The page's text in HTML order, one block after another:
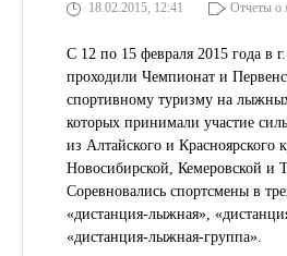
18.02.2015, 12:41 Отчеты о
С 12 по 15 февраля 2015 года в
проходили Чемпионат и
спортивному туризму на
которых принимали участие
из Алтайского и Красноярского
Новосибирской, Кемеровской и
Соревновались спортсмены в
«дистанция-лыжная»,
«дистанция-лыжная-группа».